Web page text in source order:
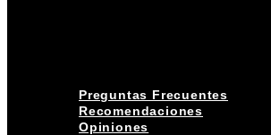
Preguntas Frecuentes
Recomendaciones
Opiniones